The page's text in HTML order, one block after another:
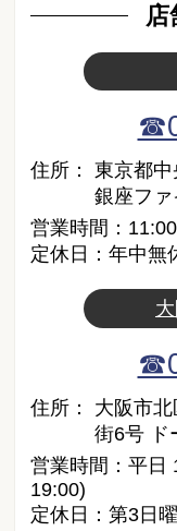
店
住所：
東京都
銀座フ
営業時間：
定休日：年中無
住所：
大阪市
街6号 ド
営業時間：平日
19:00)
定休日：第3日